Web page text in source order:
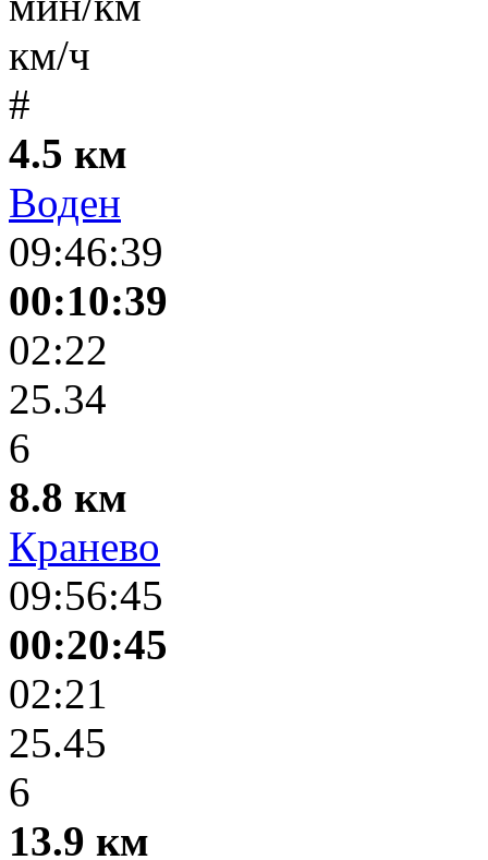
км/ч
#
4.5 км
Воден
09:46:39
00:10:39
02:22
25.34
6
8.8 км
Кранево
09:56:45
00:20:45
02:21
25.45
6
13.9 км